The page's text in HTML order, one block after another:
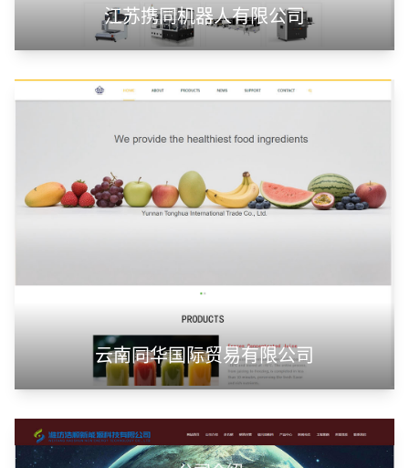
江苏携同机器人有限公司
云南同华国际贸易有限公司